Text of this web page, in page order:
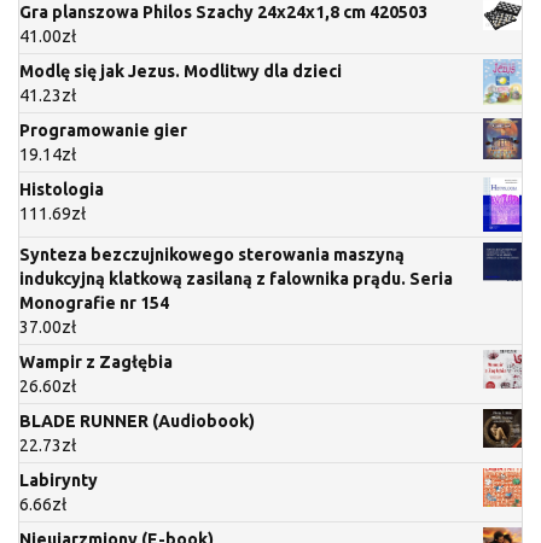
Gra planszowa Philos Szachy 24x24x1,8 cm 420503
41.00zł
Modlę się jak Jezus. Modlitwy dla dzieci
41.23zł
Programowanie gier
19.14zł
Histologia
111.69zł
Synteza bezczujnikowego sterowania maszyną
indukcyjną klatkową zasilaną z falownika prądu. Seria
Monografie nr 154
37.00zł
Wampir z Zagłębia
26.60zł
BLADE RUNNER (Audiobook)
22.73zł
Labirynty
6.66zł